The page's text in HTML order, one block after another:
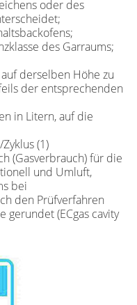
oder des
des Garraums;
derselben Höhe zu
der entsprechenden
in Litern, auf die
(1)
(Gasverbrauch) für die
und Umluft,
bei
den Prüfverfahren
gerundet (ECgas cavity